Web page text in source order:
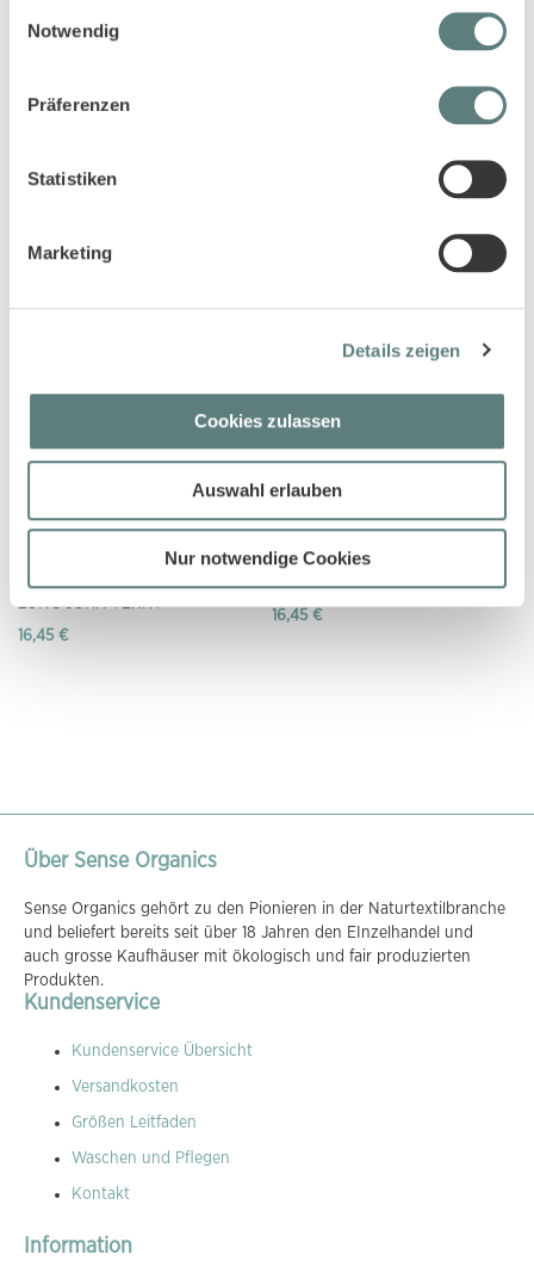
Notwendig
Präferenzen
Statistiken
Marketing
Details zeigen
Cookies zulassen
Auswahl erlauben
Nur notwendige Cookies
Kinder Schlafanzug geringelt mit
Kinder Schlafanzug geringelt mit
weihnachtlichen Motiven, Modell
LONG JOHN TERRY
16,45 €
Kinder Schlafanzug mit süßem
Herzchen-Druck
16,45 €
Über Sense Organics
Sense Organics gehört zu den Pionieren in der Naturtextilbranche
und beliefert bereits seit über 18 Jahren den EInzelhandel und
auch grosse Kaufhäuser mit ökologisch und fair produzierten
Produkten.
Kundenservice
Kundenservice Übersicht
Versandkosten
Größen Leitfaden
Waschen und Pflegen
Kontakt
Information